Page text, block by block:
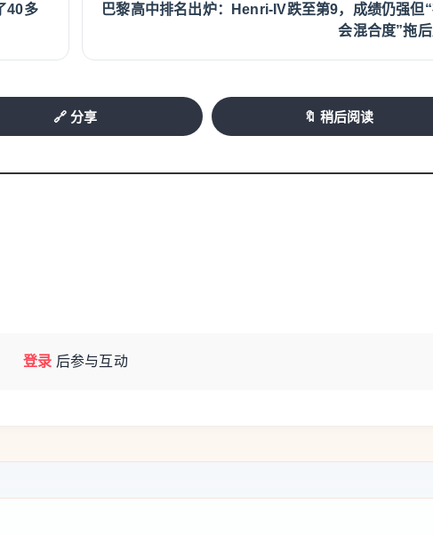
40多
巴黎高中排名出炉：Henri-IV跌至第9，成绩仍强但
会混合度”拖
🔗 分享 🔖 稍后阅读
登录 后参与互动